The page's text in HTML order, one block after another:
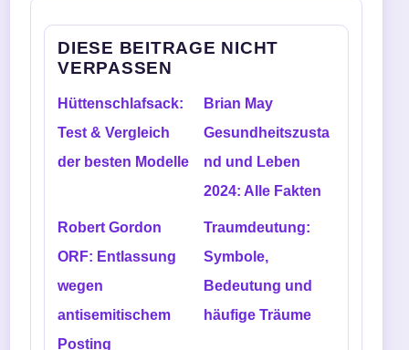
DIESE BEITRAGE NICHT
VERPASSEN
Hüttenschlafsack:
Test & Vergleich
der besten Modelle
Brian May
Gesundheitszusta
nd und Leben
2024: Alle Fakten
Robert Gordon
ORF: Entlassung
wegen
antisemitischem
Posting
Traumdeutung:
Symbole,
Bedeutung und
häufige Träume